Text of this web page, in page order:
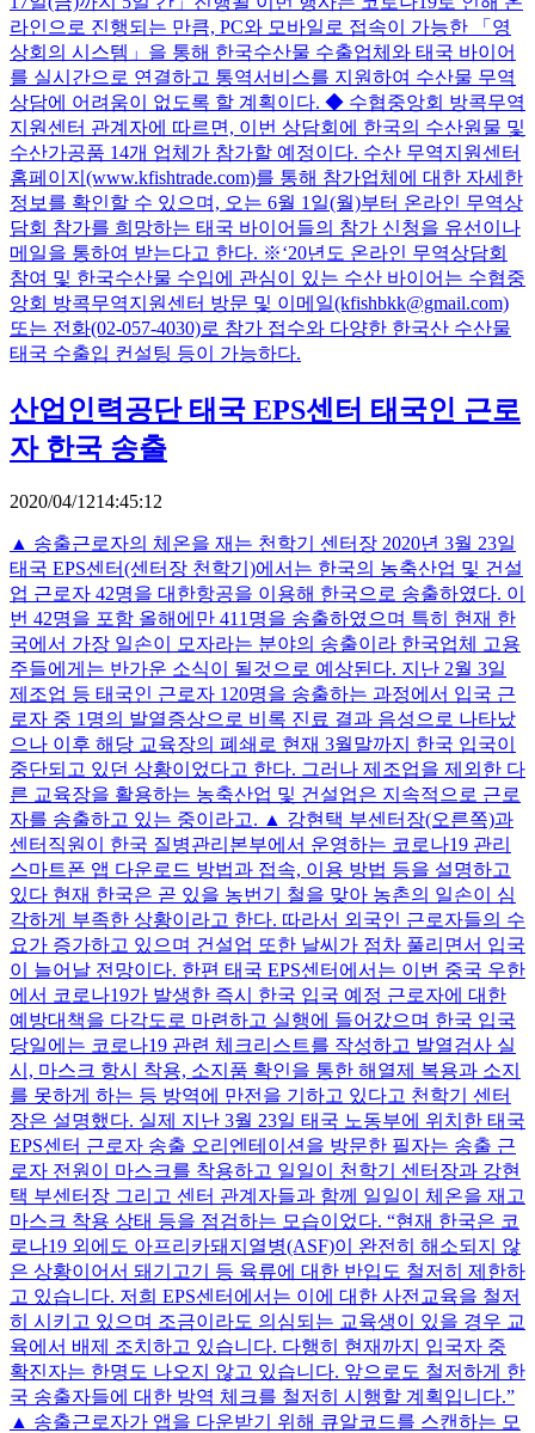
라인으로 진행되는 만큼, PC와 모바일로 접속이 가능한 「영
상회의 시스템」을 통해 한국수산물 수출업체와 태국 바이어
를 실시간으로 연결하고 통역서비스를 지원하여 수산물 무역
상담에 어려움이 없도록 할 계획이다. ◆ 수협중앙회 방콕무역
지원센터 관계자에 따르면, 이번 상담회에 한국의 수산원물 및
수산가공품 14개 업체가 참가할 예정이다. 수산 무역지원센터
홈페이지(www.kfishtrade.com)를 통해 참가업체에 대한 자세한
정보를 확인할 수 있으며, 오는 6월 1일(월)부터 온라인 무역상
담회 참가를 희망하는 태국 바이어들의 참가 신청을 유선이나
메일을 통하여 받는다고 한다. ※‘20년도 온라인 무역상담회
참여 및 한국수산물 수입에 관심이 있는 수산 바이어는 수협중
앙회 방콕무역지원센터 방문 및 이메일(kfishbkk@gmail.com)
또는 전화(02-057-4030)로 참가 접수와 다양한 한국산 수산물
태국 수출입 컨설팅 등이 가능하다.
산업인력공단 태국 EPS센터 태국인 근로
자 한국 송출
2020/04/1214:45:12
▲ 송출근로자의 체온을 재는 천학기 센터장 2020년 3월 23일
태국 EPS센터(센터장 천학기)에서는 한국의 농축산업 및 건설
업 근로자 42명을 대한항공을 이용해 한국으로 송출하였다. 이
번 42명을 포함 올해에만 411명을 송출하였으며 특히 현재 한
국에서 가장 일손이 모자라는 분야의 송출이라 한국업체 고용
주들에게는 반가운 소식이 될것으로 예상된다. 지난 2월 3일
제조업 등 태국인 근로자 120명을 송출하는 과정에서 입국 근
로자 중 1명의 발열증상으로 비록 진료 결과 음성으로 나타났
으나 이후 해당 교육장의 폐쇄로 현재 3월말까지 한국 입국이
중단되고 있던 상황이었다고 한다. 그러나 제조업을 제외한 다
른 교육장을 활용하는 농축산업 및 건설업은 지속적으로 근로
자를 송출하고 있는 중이라고. ▲ 강현택 부센터장(오른쪽)과
센터직원이 한국 질병관리본부에서 운영하는 코로나19 관리
스마트폰 앱 다운로드 방법과 접속, 이용 방법 등을 설명하고
있다 현재 한국은 곧 있을 농번기 철을 맞아 농촌의 일손이 심
각하게 부족한 상황이라고 한다. 따라서 외국인 근로자들의 수
요가 증가하고 있으며 건설업 또한 날씨가 점차 풀리면서 입국
이 늘어날 전망이다. 한편 태국 EPS센터에서는 이번 중국 우한
에서 코로나19가 발생한 즉시 한국 입국 예정 근로자에 대한
예방대책을 다각도로 마련하고 실행에 들어갔으며 한국 입국
당일에는 코로나19 관련 체크리스트를 작성하고 발열검사 실
시, 마스크 항시 착용, 소지품 확인을 통한 해열제 복용과 소지
를 못하게 하는 등 방역에 만전을 기하고 있다고 천학기 센터
장은 설명했다. 실제 지난 3월 23일 태국 노동부에 위치한 태국
EPS센터 근로자 송출 오리엔테이션을 방문한 필자는 송출 근
로자 전원이 마스크를 착용하고 일일이 천학기 센터장과 강현
택 부센터장 그리고 센터 관계자들과 함께 일일이 체온을 재고
마스크 착용 상태 등을 점검하는 모습이었다. “현재 한국은 코
로나19 외에도 아프리카돼지열병(ASF)이 완전히 해소되지 않
은 상황이어서 돼기고기 등 육류에 대한 반입도 철저히 제한하
고 있습니다. 저희 EPS센터에서는 이에 대한 사전교육을 철저
히 시키고 있으며 조금이라도 의심되는 교육생이 있을 경우 교
육에서 배제 조치하고 있습니다. 다행히 현재까지 입국자 중
확진자는 한명도 나오지 않고 있습니다. 앞으로도 철저하게 한
국 송출자들에 대한 방역 체크를 철저히 시행할 계획입니다.”
▲ 송출근로자가 앱을 다운받기 위해 큐알코드를 스캔하는 모